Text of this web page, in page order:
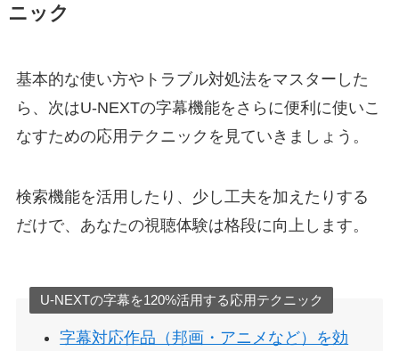
ニック
基本的な使い方やトラブル対処法をマスターした
ら、次はU-NEXTの字幕機能をさらに便利に使いこ
なすための応用テクニックを見ていきましょう。
検索機能を活用したり、少し工夫を加えたりする
だけで、あなたの視聴体験は格段に向上します。
U-NEXTの字幕を120%活用する応用テクニック
字幕対応作品（邦画・アニメなど）を効